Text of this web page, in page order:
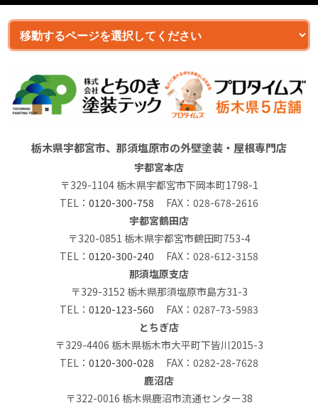
栃木県宇都宮市、那須塩原市の外壁塗装・屋根専門店
宇都宮本店
〒329-1104 栃木県宇都宮市下岡本町1798-1
TEL： 0120-300-758 FAX：028-678-2616
宇都宮鶴田店
〒320-0851 栃木県宇都宮市鶴田町753-4
TEL： 0120-300-240 FAX：028-612-3158
那須塩原支店
〒329-3152 栃木県那須塩原市島方31-3
TEL： 0120-123-560 FAX：0287-73-5983
とちぎ店
〒329-4406 栃木県栃木市大平町下皆川2015-3
TEL： 0120-300-028 FAX：0282-28-7628
鹿沼店
〒322-0016 栃木県鹿沼市流通センター38